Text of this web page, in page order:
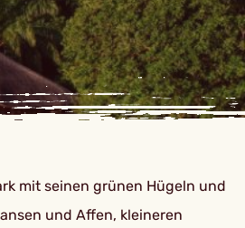
mit seinen grünen Hügeln und
und Affen, kleineren